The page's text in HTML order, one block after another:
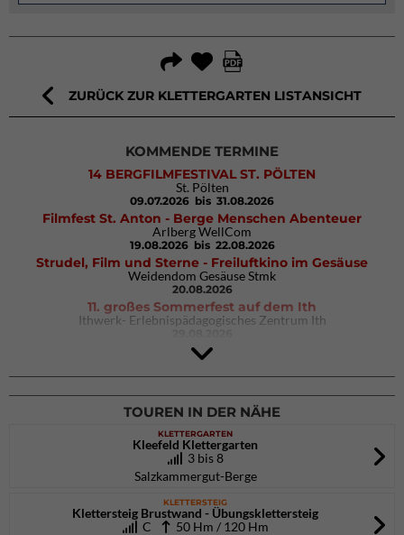
ZURÜCK ZUR KLETTERGARTEN LISTANSICHT
KOMMENDE TERMINE
14 BERGFILMFESTIVAL ST. PÖLTEN
St. Pölten
09.07.2026 bis 31.08.2026
Filmfest St. Anton - Berge Menschen Abenteuer
Arlberg WellCom
19.08.2026 bis 22.08.2026
Strudel, Film und Sterne - Freiluftkino im Gesäuse
Weidendom Gesäuse Stmk
20.08.2026
11. großes Sommerfest auf dem Ith
Ithwerk- Erlebnispädagogisches Zentrum Ith
4Blocs KIDS 2026
DAV Kletter- & Boulderzentrum München Süd (Thalkirchen)
26.09.2026
TOUREN IN DER NÄHE
KLETTERGARTEN
Kleefeld Klettergarten
3 bis 8
Salzkammergut-Berge
KLETTERSTEIG
Klettersteig Brustwand - Übungsklettersteig
C 50 Hm / 120 Hm